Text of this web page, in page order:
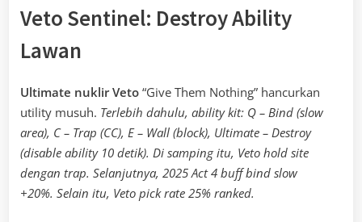
Veto Sentinel: Destroy Ability
Lawan
Ultimate nuklir Veto “Give Them Nothing” hancurkan
utility musuh. Terlebih dahulu, ability kit: Q – Bind (slow
area), C – Trap (CC), E – Wall (block), Ultimate – Destroy
(disable ability 10 detik). Di samping itu, Veto hold site
dengan trap. Selanjutnya, 2025 Act 4 buff bind slow
+20%. Selain itu, Veto pick rate 25% ranked.